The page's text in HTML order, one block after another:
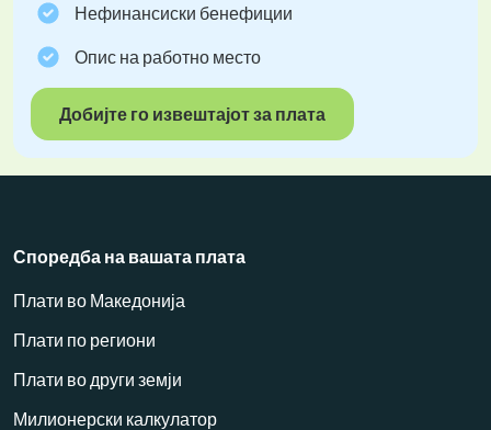
Нефинансиски бенефиции
Опис на работно место
Добијте го извештајот за плата
Споредба на вашата плата
Плати во Македонија
Плати по региони
Плати во други земји
Милионерски калкулатор